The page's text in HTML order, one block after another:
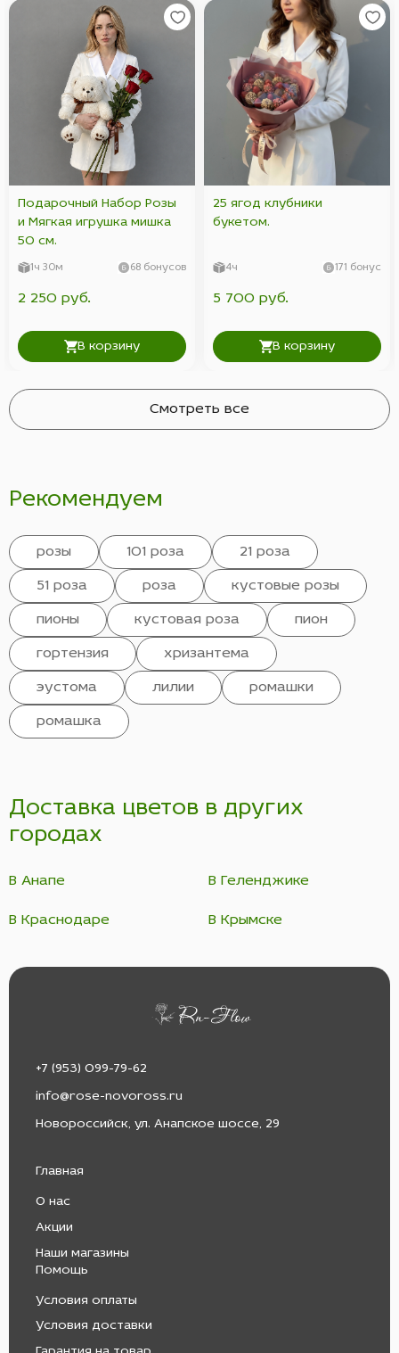
Подарочный Набор Розы
и Мягкая игрушка мишка
50 см.
1ч 30м 68 бонусов
2 250 руб.
В корзину
25 ягод клубники
букетом.
4ч 171 бонус
5 700 руб.
В корзину
Смотреть все
Рекомендуем
розы 101 роза 21 роза
51 роза роза кустовые розы
пионы кустовая роза пион
гортензия хризантема
эустома лилии ромашки
ромашка
Доставка цветов в других
городах
В Анапе В Геленджике
В Краснодаре В Крымске
+7 (953) 099-79-62
info@rose-novoross.ru
Новороссийск, ул. Анапское шоссе, 29
Главная
О нас
Акции
Наши магазины
Помощь
Условия оплаты
Условия доставки